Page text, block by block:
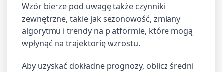
Wzór bierze pod uwagę także czynniki
zewnętrzne, takie jak sezonowość, zmiany
algorytmu i trendy na platformie, które mogą
wpłynąć na trajektorię wzrostu.
Aby uzyskać dokładne prognozy, oblicz średni